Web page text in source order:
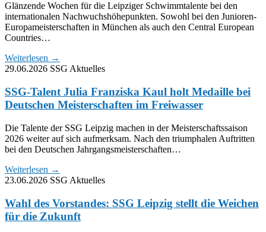
Glänzende Wochen für die Leipziger Schwimmtalente bei den
internationalen Nachwuchshöhepunkten. Sowohl bei den Junioren-
Europameisterschaften in München als auch den Central European
Countries…
Weiterlesen →
29.06.2026 SSG Aktuelles
SSG-Talent Julia Franziska Kaul holt Medaille bei
Deutschen Meisterschaften im Freiwasser
Die Talente der SSG Leipzig machen in der Meisterschaftssaison
2026 weiter auf sich aufmerksam. Nach den triumphalen Auftritten
bei den Deutschen Jahrgangsmeisterschaften…
Weiterlesen →
23.06.2026 SSG Aktuelles
Wahl des Vorstandes: SSG Leipzig stellt die Weichen
für die Zukunft